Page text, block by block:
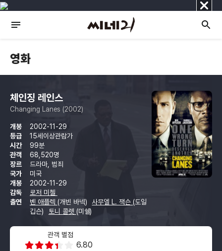
닫
기
영화
체인징 레인스
Changing Lanes (2002)
개봉
2002-11-29
등급
15세이상관람가
시간
99분
관객
68,520명
장르
드라마, 범죄
국가
미국
개봉
2002-11-29
감독
로저 미첼
출연
벤 애플렉 (개빈 바넥) 사무엘 L. 잭슨(도일
깁슨)
토니 콜렛 (미쉘)
관객 별점
6.80